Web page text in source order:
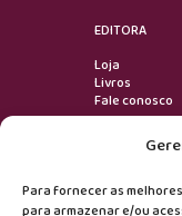
Para fornecer as
para armazenar e/ou
EDITORA
Loja
Livros
Fale conosco